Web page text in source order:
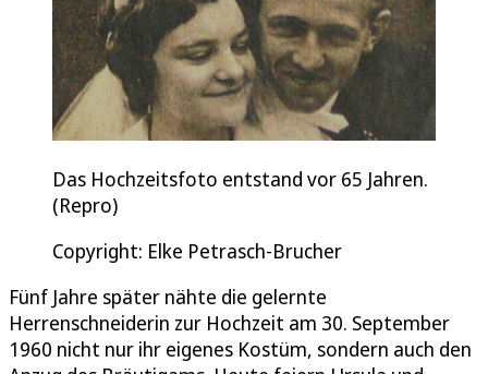
Das Hochzeitsfoto entstand vor 65 Jahren.
(Repro)
Copyright: Elke Petrasch-Brucher
Fünf Jahre später nähte die gelernte
Herrenschneiderin zur Hochzeit am 30. September
1960 nicht nur ihr eigenes Kostüm, sondern auch den